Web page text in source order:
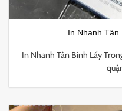
In Nhanh Tân
In Nhanh Tân Bình Lấy